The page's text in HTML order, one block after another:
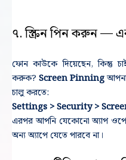
৭. স্ক্রিন পিন করুন —
ফোন কাউকে দিয়েছেন, কিন্তু
করুক? Screen Pinning
চালু করতে:
Settings > Security >
এরপর আপনি যেকোনো অ্যাপ
অন্য অ্যাপে যেতে পারবে না।